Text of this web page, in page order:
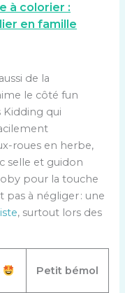
à colorier :
en famille
de la
le côté fun
Kidding qui
roues en herbe,
selle et guidon
pour la touche
pas à négliger : une
, surtout lors des
Petit bémol